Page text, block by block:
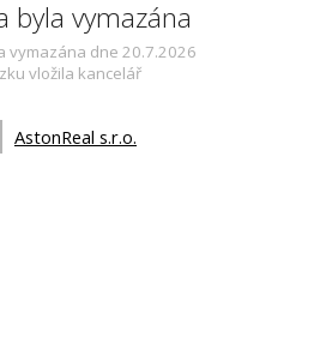
byla vymazána
vymazána dne 20.7.2026
vložila kancelář
AstonReal s.r.o.